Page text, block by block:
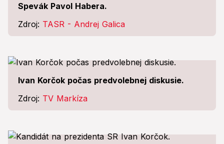
Spevák Pavol Habera.
Zdroj: TASR - Andrej Galica
Ivan Korčok počas predvolebnej diskusie.
Zdroj: TV Markíza